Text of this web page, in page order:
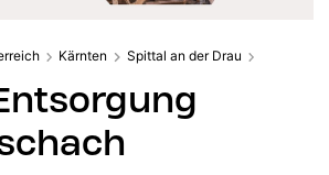
Kärnten
Spittal an der Drau